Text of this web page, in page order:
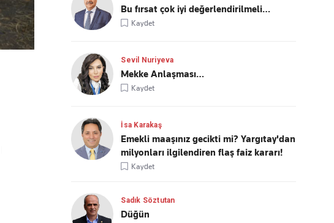
Bu fırsat çok iyi değerlendirilmeli…
Kaydet
Sevil Nuriyeva
Mekke Anlaşması…
Kaydet
İsa Karakaş
Emekli maaşınız gecikti mi? Yargıtay'dan
milyonları ilgilendiren flaş faiz kararı!
Kaydet
Sadık Söztutan
Düğün